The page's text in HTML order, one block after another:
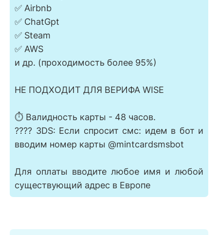
✅ Airbnb
✅ ChatGpt
✅ Steam
✅ AWS
и др. (проходимость более 95%)
НЕ ПОДХОДИТ ДЛЯ ВЕРИФА WISE
⏱ Валидность карты - 48 часов.
???? 3DS: Если спросит смс: идем в бот и
вводим номер карты @mintcardsmsbot
Для оплаты вводите любое имя и любой
существующий адрес в Европе